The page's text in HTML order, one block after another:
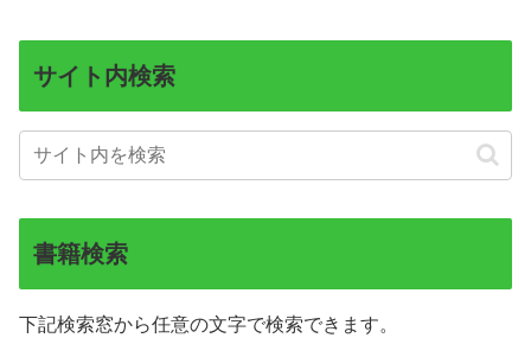
サイト内検索
書籍検索
下記検索窓から任意の文字で検索できます。